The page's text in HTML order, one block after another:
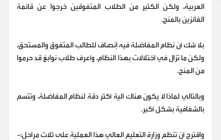
العربية، ولكن الكثير من الطلاب المتفوقين خرجوا عن قائمة
الفائزين بالمنح.
بلا شك أن نظام المفاضلة فيه إنصاف للطالب المتفوق والمستحق،
ولكن ما تزال في اختلالات بهذا النظام، وأعرف طلاب نوابغ قد حرموا
من المنح.
وبالتالي لماذا لا يكون هناك آلية أكثر دقة لنظام المفاضلة، وتتسم
بالشفافية بشكل أكبر.
واقترح أن تنظم وزارة التعليم العالي هذا العملية على ثلاث مراحل:-